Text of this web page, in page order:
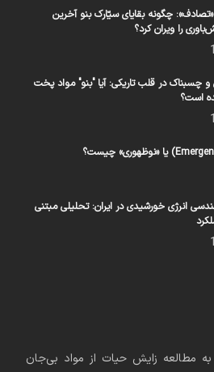
«تصادف»: چگونه بقایای سیّارک بنو آخرین
را ویران کرد؟
و چسبناک در قلب تاریکی: آیا "بنو" مواد پخت
است؟
انرژی خورشیدی در ایران: تحلیلی مبتنی
مطالعه زایش حیات از مواد بی‌جان